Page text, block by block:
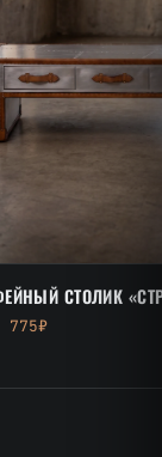
СТОЛИК
775₽